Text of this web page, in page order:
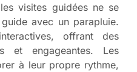
visites guidées ne se
avec un parapluie.
offrant des
et engageantes. Les
à leur propre rythme,